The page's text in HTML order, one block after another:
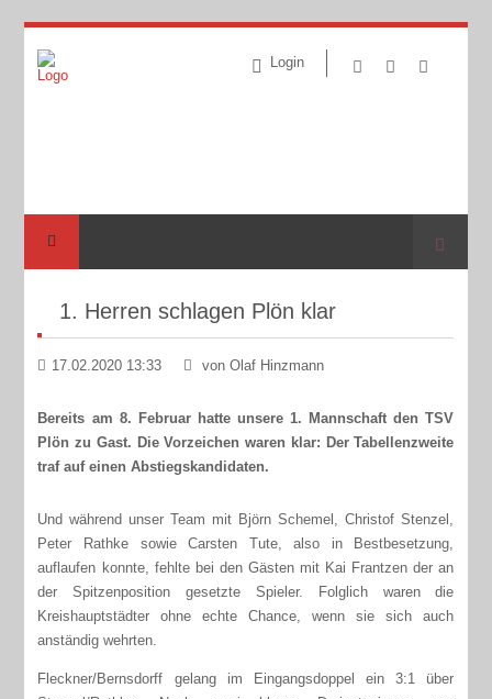
Login
Suche
1. Herren schlagen Plön klar
17.02.2020 13:33 von Olaf Hinzmann
Bereits am 8. Februar hatte unsere 1. Mannschaft den TSV
Plön zu Gast. Die Vorzeichen waren klar: Der Tabellenzweite
traf auf einen Abstiegskandidaten.
Und während unser Team mit Björn Schemel, Christof Stenzel,
Peter Rathke sowie Carsten Tute, also in Bestbesetzung,
auflaufen konnte, fehlte bei den Gästen mit Kai Frantzen der an
der Spitzenposition gesetzte Spieler. Folglich waren die
Kreishauptstädter ohne echte Chance, wenn sie sich auch
anständig wehrten.
Fleckner/Bernsdorff gelang im Eingangsdoppel ein 3:1 über